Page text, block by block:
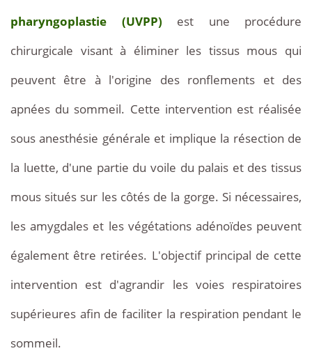
en
pharyngoplastie (UVPP) est une procédure
chirurgicale visant à éliminer les tissus mous qui
peuvent être à l'origine des ronflements et des
apnées du sommeil. Cette intervention est réalisée
sous anesthésie générale et implique la résection de
la luette, d'une partie du voile du palais et des tissus
mous situés sur les côtés de la gorge. Si nécessaires,
les amygdales et les végétations adénoïdes peuvent
également être retirées. L'objectif principal de cette
intervention est d'agrandir les voies respiratoires
supérieures afin de faciliter la respiration pendant le
sommeil.